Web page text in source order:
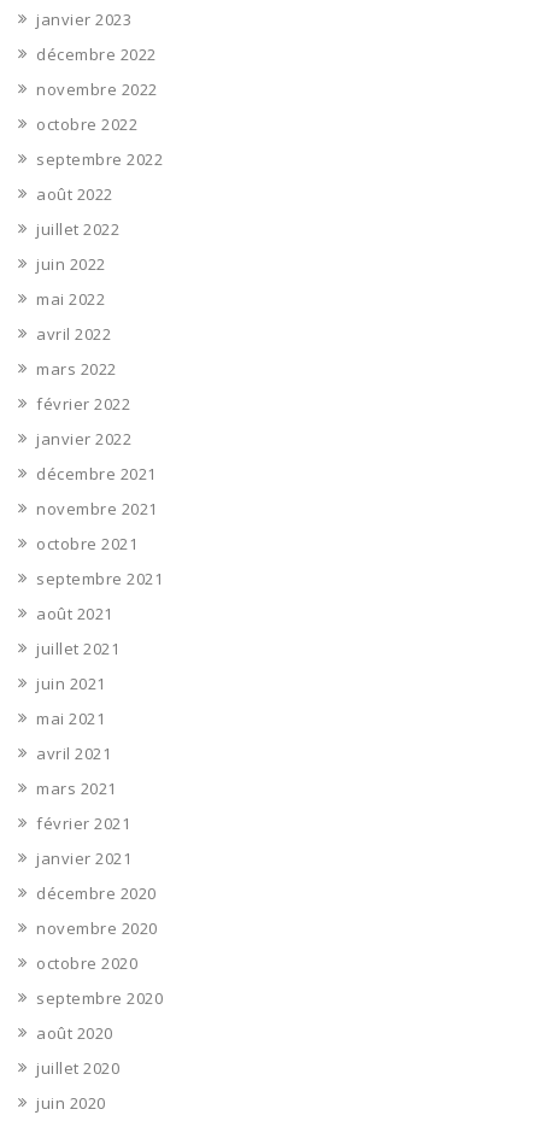
janvier 2023
décembre 2022
novembre 2022
octobre 2022
septembre 2022
août 2022
juillet 2022
juin 2022
mai 2022
avril 2022
mars 2022
février 2022
janvier 2022
décembre 2021
novembre 2021
octobre 2021
septembre 2021
août 2021
juillet 2021
juin 2021
mai 2021
avril 2021
mars 2021
février 2021
janvier 2021
décembre 2020
novembre 2020
octobre 2020
septembre 2020
août 2020
juillet 2020
juin 2020